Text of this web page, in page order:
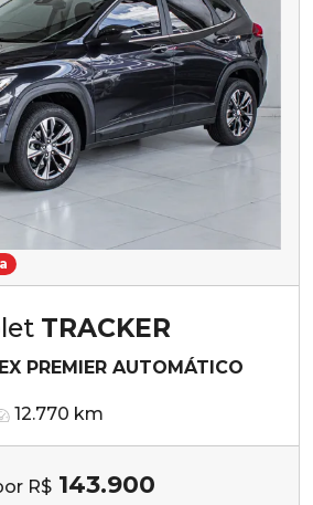
TRACKER
PREMIER AUTOMÁTICO
12.770 km
R$ 143.900